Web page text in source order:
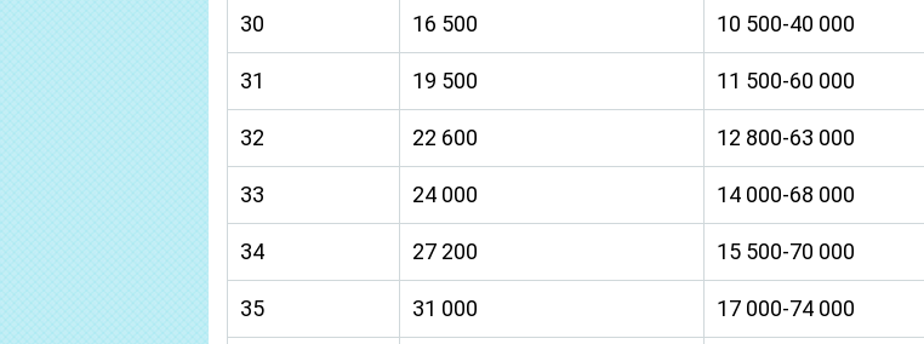
30 16 500 10 500-40 000
31 19 500 11 500-60 000
32 22 600 12 800-63 000
33 24 000 14 000-68 000
34 27 200 15 500-70 000
35 31 000 17 000-74 000